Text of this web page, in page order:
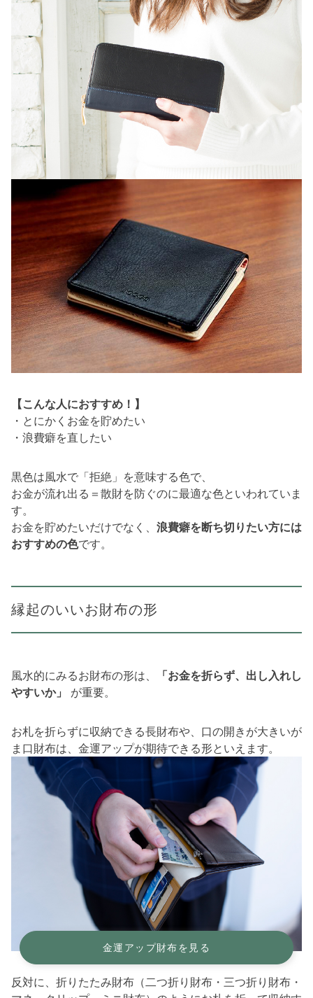
【こんな人におすすめ！】
・とにかくお金を貯めたい
・浪費癖を直したい
黒色は風水で「拒絶」を意味する色で、
お金が流れ出る＝散財を防ぐのに最適な色といわれていま
す。
お金を貯めたいだけでなく、 浪費癖を断ち切りたい方には
おすすめの色です。
縁起のいいお財布の形
風水的にみるお財布の形は、
「お金を折らず、出し入れし
やすいか」
が重要。
お札を折らずに収納できる長財布や、口の開きが大きいが
ま口財布は、金運アップが期待できる形といえます。
反対に、折りたたみ財布（二つ折り財布・三つ折り財布・
金運アップ財布を見る